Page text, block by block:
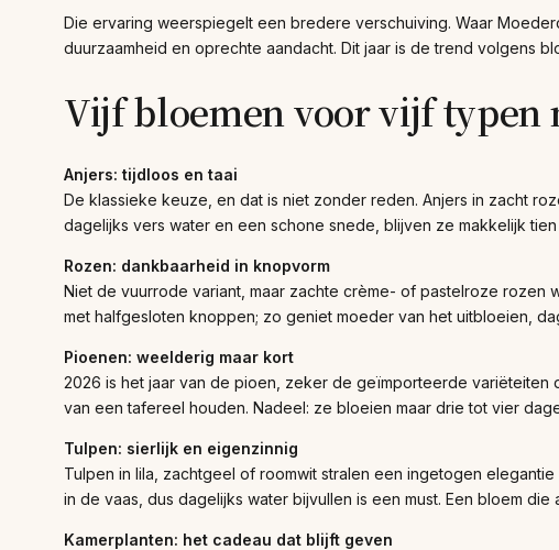
Die ervaring weerspiegelt een bredere verschuiving. Waar
duurzaamheid en oprechte aandacht. Dit jaar is de trend volgens
Vijf bloemen voor vijf typen
Anjers: tijdloos en taai
De klassieke keuze, en dat is niet zonder reden. Anjers in zacht
dagelijks vers water en een schone snede, blijven ze makkelijk
Rozen: dankbaarheid in knopvorm
Niet de vuurrode variant, maar zachte crème- of pastelroze rozen
met halfgesloten knoppen; zo geniet moeder van het uitbloeien,
Pioenen: weelderig maar kort
2026 is het jaar van de pioen, zeker de geïmporteerde variëteiten
van een tafereel houden. Nadeel: ze bloeien maar drie tot vier
Tulpen: sierlijk en eigenzinnig
Tulpen in lila, zachtgeel of roomwit stralen een ingetogen
in de vaas, dus dagelijks water bijvullen is een must. Een bloem
Kamerplanten: het cadeau dat blijft geven